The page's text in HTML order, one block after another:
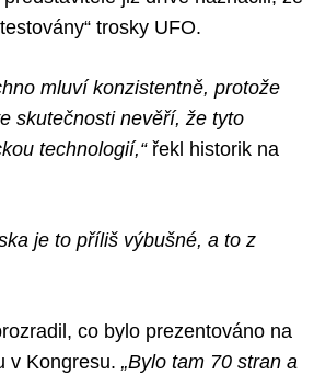
trosky UFO.
mluví konzistentně, protože
skutečnosti nevěří, že tyto
technologií,“ řekl historik na
je to příliš výbušné, a to z
co bylo prezentováno na
v Kongresu. „Bylo tam 70 stran a